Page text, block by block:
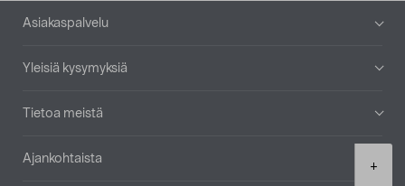
+
Alatunniste
Asiakaspalvelu
Yleisiä kysymyksiä
Tietoa meistä
Ajankohtaista